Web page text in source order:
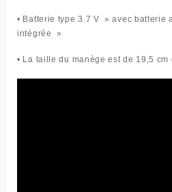
• Batterie type 3.7 V » avec batterie
intégrée »
• La taille du manège est de 19,5